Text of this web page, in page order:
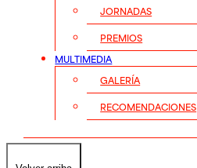
JORNADAS
PREMIOS
MULTIMEDIA
GALERÍA
RECOMENDACIONES